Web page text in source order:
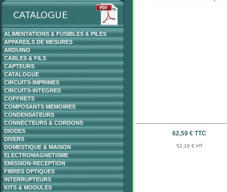
ALIMENTATIONS & FUSIBLES & PILES
APPAREILS DE MESURES
ARDUINO
CABLES & FILS
CAPTEURS
CATALOGUE
CIRCUITS-IMPRIMES
CIRCUITS-INTEGRES
COFFRETS
COMPOSANTS MEMOIRES
CONDENSATEURS
CONNECTEURS & CORDONS
DIODES
DIVERS
DOMESTIQUE & MAISON
ELECTROMAGNETISME
EMISSION-RECEPTION
FIBRES OPTIQUES
INTERRUPTEURS
KITS & MODULES
62,59 € TTC
52,16 € HT